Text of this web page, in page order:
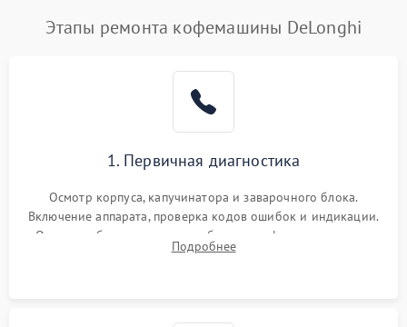
Постоянные сбои в работе Подробнее →
Этапы ремонта кофемашины DeLonghi
1. Первичная диагностика
Осмотр корпуса, капучинатора и заварочного блока.
Включение аппарата, проверка кодов ошибок и индикации.
Оценка работы помпы, термоблока и кофемолки на слух.
Измерение температуры и давления воды для выявления
Подробнее